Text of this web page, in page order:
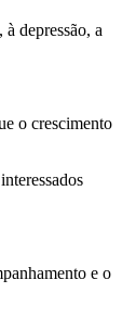
depressão, a
o crescimento
e o